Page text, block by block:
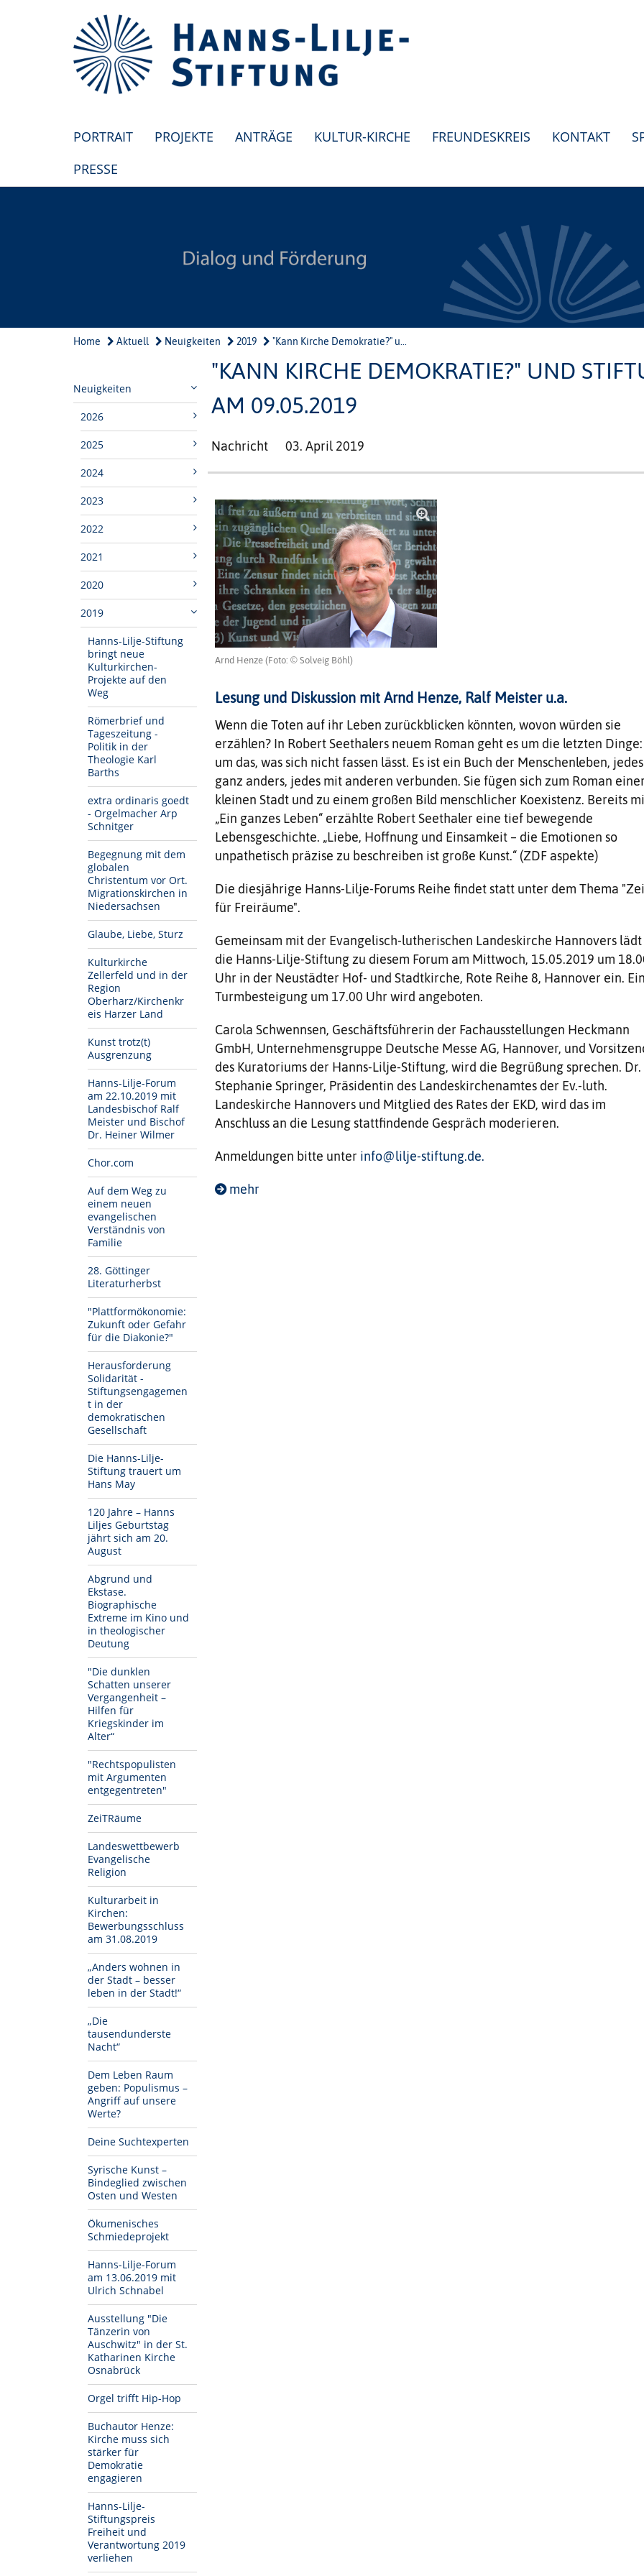
PORTRAIT PROJEKTE ANTRÄGE KULTUR-KIRCHE FREUNDESKREIS KONTAKT
PRESSE
Home Aktuell Neuigkeiten 2019 "Kann Kirche Demokratie?" u...
Neuigkeiten
2026
2025
2024
2023
2022
2021
2020
2019
Hanns-Lilje-Stiftung
bringt neue
Kulturkirchen-
Projekte auf den
Weg
Römerbrief und
Tageszeitung -
Politik in der
Theologie Karl
Barths
extra ordinaris goedt
- Orgelmacher Arp
Schnitger
Begegnung mit dem
globalen
Christentum vor Ort.
Migrationskirchen in
Niedersachsen
Glaube, Liebe, Sturz
Kulturkirche
Zellerfeld und in der
Region
Oberharz/Kirchenkr
eis Harzer Land
Kunst trotz(t)
Ausgrenzung
Hanns-Lilje-Forum
am 22.10.2019 mit
Landesbischof Ralf
Meister und Bischof
Dr. Heiner Wilmer
Chor.com
Auf dem Weg zu
einem neuen
evangelischen
Verständnis von
Familie
28. Göttinger
Literaturherbst
"Plattformökonomie:
Zukunft oder Gefahr
für die Diakonie?"
Herausforderung
Solidarität -
Stiftungsengagemen
t in der
demokratischen
Gesellschaft
Die Hanns-Lilje-
Stiftung trauert um
Hans May
120 Jahre – Hanns
Liljes Geburtstag
jährt sich am 20.
August
Abgrund und
Ekstase.
Biographische
Extreme im Kino und
in theologischer
Deutung
"Die dunklen
Schatten unserer
Vergangenheit –
Hilfen für
Kriegskinder im
Alter“
"Rechtspopulisten
mit Argumenten
entgegentreten"
ZeiTRäume
Landeswettbewerb
Evangelische
Religion
Kulturarbeit in
Kirchen:
Bewerbungsschluss
am 31.08.2019
„Anders wohnen in
der Stadt – besser
leben in der Stadt!“
„Die
tausendunderste
Nacht“
Dem Leben Raum
geben: Populismus –
Angriff auf unsere
Werte?
Deine Suchtexperten
Syrische Kunst –
Bindeglied zwischen
Osten und Westen
Ökumenisches
Schmiedeprojekt
Hanns-Lilje-Forum
am 13.06.2019 mit
Ulrich Schnabel
Ausstellung "Die
Tänzerin von
Auschwitz" in der St.
Katharinen Kirche
Osnabrück
Orgel trifft Hip-Hop
Buchautor Henze:
Kirche muss sich
stärker für
Demokratie
engagieren
Hanns-Lilje-
Stiftungspreis
Freiheit und
Verantwortung 2019
verliehen
"KANN KIRCHE DEMOKRATIE?" UND
AM 09.05.2019
Nachricht 03. April 2019
Arnd Henze (Foto: © Solveig Böhl)
Lesung und Diskussion mit Arnd Henze, Ralf Meister u.a.
Wenn die Toten auf ihr Leben zurückblicken könnten, wovon würden sie
erzählen? In Robert Seethalers neuem Roman geht es um die letzten Dinge:
um das, was sich nicht fassen lässt. Es ist ein Buch der Menschenleben, jedes
ganz anders, jedes mit anderen verbunden. Sie fügen sich zum Roman einer
kleinen Stadt und zu einem großen Bild menschlicher Koexistenz. Bereits
„Ein ganzes Leben“ erzählte Robert Seethaler eine tief bewegende
Lebensgeschichte. „Liebe, Hoffnung und Einsamkeit – die Emotionen so
unpathetisch präzise zu beschreiben ist große Kunst.“ (ZDF aspekte)
Die diesjährige Hanns-Lilje-Forums Reihe findet statt unter dem Thema
für Freiräume".
Gemeinsam mit der Evangelisch-lutherischen Landeskirche Hannovers lädt
die Hanns-Lilje-Stiftung zu diesem Forum am Mittwoch, 15.05.2019 um
Uhr in der Neustädter Hof- und Stadtkirche, Rote Reihe 8, Hannover ein.
Turmbesteigung um 17.00 Uhr wird angeboten.
Carola Schwennsen, Geschäftsführerin der Fachausstellungen Heckmann
GmbH, Unternehmensgruppe Deutsche Messe AG, Hannover, und
des Kuratoriums der Hanns-Lilje-Stiftung, wird die Begrüßung sprechen. Dr.
Stephanie Springer, Präsidentin des Landeskirchenamtes der Ev.-luth.
Landeskirche Hannovers und Mitglied des Rates der EKD, wird das im
Anschluss an die Lesung stattfindende Gespräch moderieren.
Anmeldungen bitte unter info@lilje-stiftung.de.
mehr